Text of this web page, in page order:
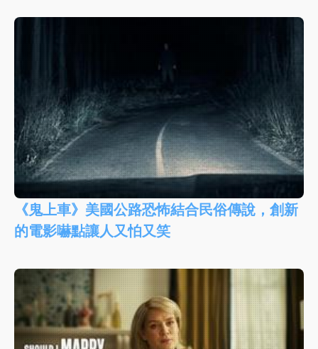
《鬼上車》美國公路恐怖結合民俗傳說，創新
的電影嚇點讓人又怕又笑